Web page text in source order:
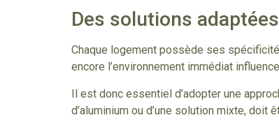
Des solutions
Chaque logement possède ses
encore l’environnement immédiat
Il est donc essentiel d’adopter une
d’aluminium ou d’une solution mixte,